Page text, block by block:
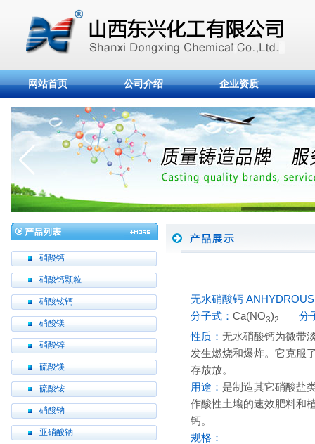
网站首页 公司介绍 企业资质
硝酸钙
硝酸钙颗粒
硝酸铵钙
硝酸镁
硝酸锌
硫酸镁
硫酸铵
硝酸钠
亚硝酸钠
无水硝酸钙
分子式： Ca(NO3)2
分子
性质： 无水硝酸钙为微带
发生燃烧和爆炸。它克服
存放放。
用途： 是制造其它硝酸盐
作酸性土壤的速效肥料和
钙。
规格：